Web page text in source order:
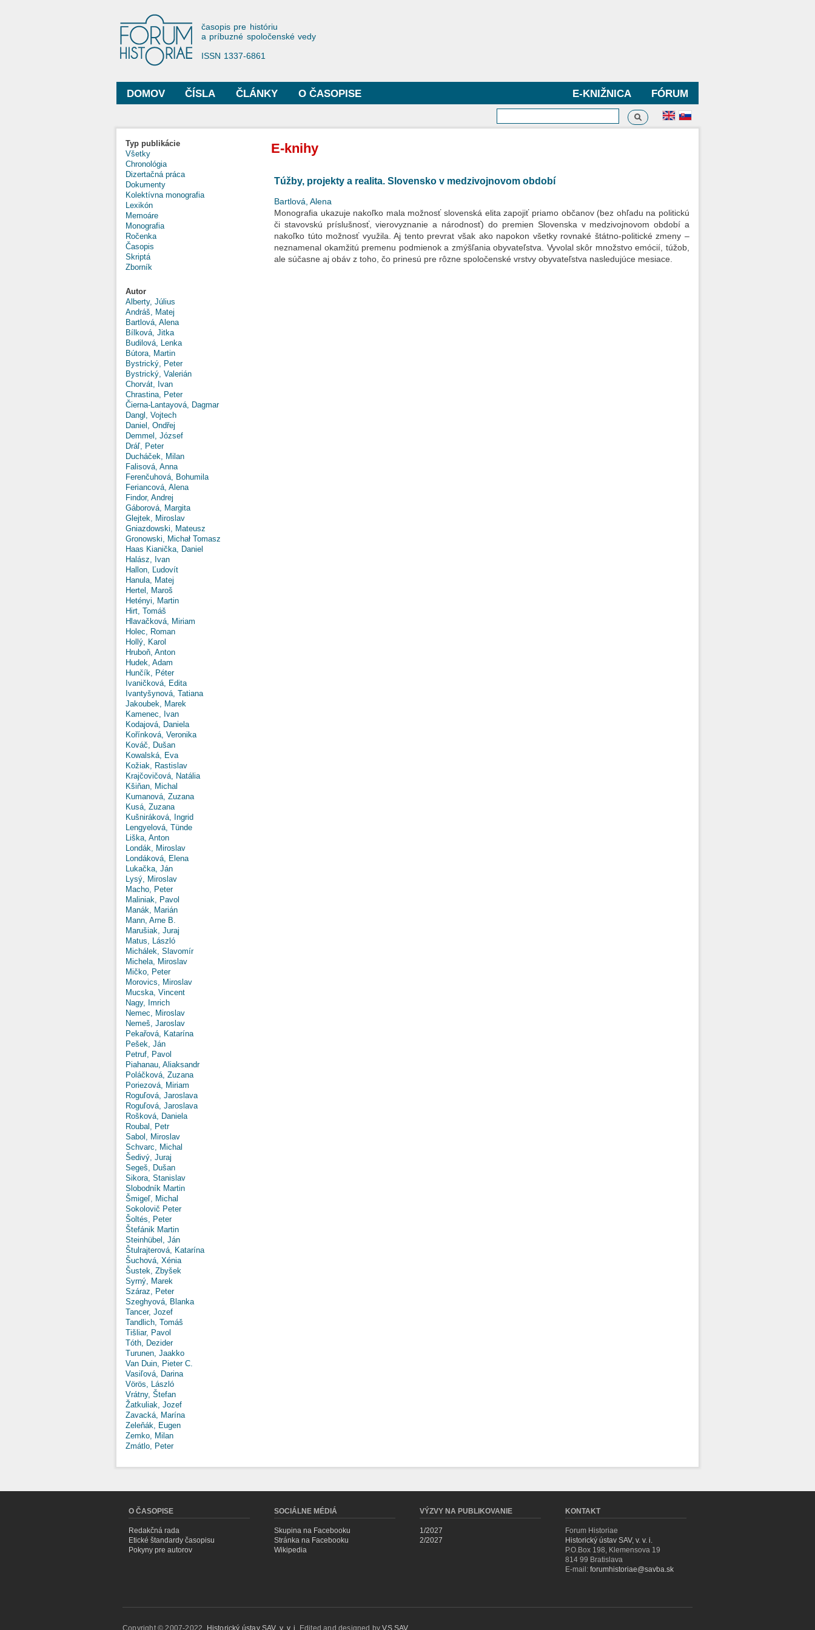
Forum Historiae
časopis pre históriu
a príbuzné spoločenské vedy
ISSN 1337-6861
Hlavné menu
DOMOV ČÍSLA ČLÁNKY FÓRUM
E-KNIŽNICA
O ČASOPISE
Vyhľadávanie
Vyhľadávanie
Typ publikácie
Všetky
Chronológia
Dizertačná práca
Dokumenty
Kolektívna monografia
Lexikón
Memoáre
Monografia
Ročenka
Časopis
Skriptá
Zborník
Autor
Alberty, Július
Andráš, Matej
Bartlová, Alena
Bílková, Jitka
Budilová, Lenka
Bútora, Martin
Bystrický, Peter
Bystrický, Valerián
Chorvát, Ivan
Chrastina, Peter
Čierna-Lantayová, Dagmar
Dangl, Vojtech
Daniel, Ondřej
Demmel, József
Dráľ, Peter
Ducháček, Milan
Falisová, Anna
Ferenčuhová, Bohumila
Feriancová, Alena
Findor, Andrej
Gáborová, Margita
Glejtek, Miroslav
Gniazdowski, Mateusz
Gronowski, Michał Tomasz
Haas Kianička, Daniel
Halász, Ivan
Hallon, Ľudovít
Hanula, Matej
Hertel, Maroš
Hetényi, Martin
Hirt, Tomáš
Hlavačková, Miriam
Holec, Roman
Hollý, Karol
Hruboň, Anton
Hudek, Adam
Hunčík, Péter
Ivaničková, Edita
Ivantyšynová, Tatiana
Jakoubek, Marek
Kamenec, Ivan
Kodajová, Daniela
Kořínková, Veronika
Kováč, Dušan
Kowalská, Eva
Kožiak, Rastislav
Krajčovičová, Natália
Kšiňan, Michal
Kumanová, Zuzana
Kusá, Zuzana
Kušniráková, Ingrid
Lengyelová, Tünde
Liška, Anton
Londák, Miroslav
Londáková, Elena
Lukačka, Ján
Lysý, Miroslav
Macho, Peter
Maliniak, Pavol
Manák, Marián
Mann, Arne B.
Marušiak, Juraj
Matus, László
Michálek, Slavomír
Michela, Miroslav
Mičko, Peter
Morovics, Miroslav
Mucska, Vincent
Nagy, Imrich
Nemec, Miroslav
Nemeš, Jaroslav
Pekařová, Katarína
Pešek, Ján
Petruf, Pavol
Piahanau, Aliaksandr
Poláčková, Zuzana
Poriezová, Miriam
Roguľová, Jaroslava
Roguľová, Jaroslava
Rošková, Daniela
Roubal, Petr
Sabol, Miroslav
Schvarc, Michal
Šedivý, Juraj
Segeš, Dušan
Sikora, Stanislav
Slobodník Martin
Šmigeľ, Michal
Sokolovič Peter
Šoltés, Peter
Štefánik Martin
Steinhübel, Ján
Štulrajterová, Katarína
Šuchová, Xénia
Šustek, Zbyšek
Syrný, Marek
Száraz, Peter
Szeghyová, Blanka
Tancer, Jozef
Tandlich, Tomáš
Tišliar, Pavol
Tóth, Dezider
Turunen, Jaakko
Van Duin, Pieter C.
Vasiľová, Darina
Vörös, László
Vrátny, Štefan
Žatkuliak, Jozef
Zavacká, Marína
Zeleňák, Eugen
Zemko, Milan
Zmátlo, Peter
E-knihy
Túžby, projekty a realita. Slovensko v medzivojnovom období
Bartlová, Alena
Monografia ukazuje nakoľko mala možnosť slovenská elita zapojiť priamo občanov (bez ohľadu na politickú
či stavovskú príslušnosť, vierovyznanie a národnosť) do premien Slovenska v medzivojnovom období a
nakoľko túto možnosť využila. Aj tento prevrat však ako napokon všetky rovnaké štátno-politické zmeny –
neznamenal okamžitú premenu podmienok a zmýšľania obyvateľstva. Vyvolal skôr množstvo emócií, túžob,
ale súčasne aj obáv z toho, čo prinesú pre rôzne spoločenské vrstvy obyvateľstva nasledujúce mesiace.
O ČASOPISE
Redakčná rada
Etické štandardy časopisu
Pokyny pre autorov
SOCIÁLNE MÉDIÁ
Skupina na Facebooku
Stránka na Facebooku
Wikipedia
VÝZVY NA PUBLIKOVANIE
1/2027
2/2027
KONTAKT
Forum Historiae
Historický ústav SAV, v. v. i.
P.O.Box 198, Klemensova 19
814 99 Bratislava
E-mail: forumhistoriae@savba.sk